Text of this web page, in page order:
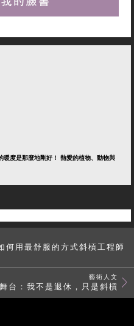
暖度是那麼地剛好！ 熱愛的植物、動物與
用最舒服的方式斜槓工程師
藝術人文
台：我不是退休，只是斜槓